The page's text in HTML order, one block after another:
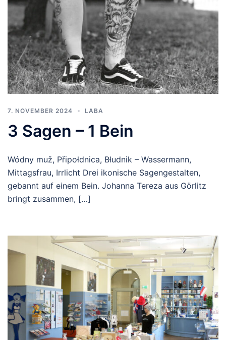
7. NOVEMBER 2024 LABA
3 Sagen – 1 Bein
Wódny muž, Připołdnica, Błudnik – Wassermann,
Mittagsfrau, Irrlicht Drei ikonische Sagengestalten,
gebannt auf einem Bein. Johanna Tereza aus Görlitz
bringt zusammen, […]